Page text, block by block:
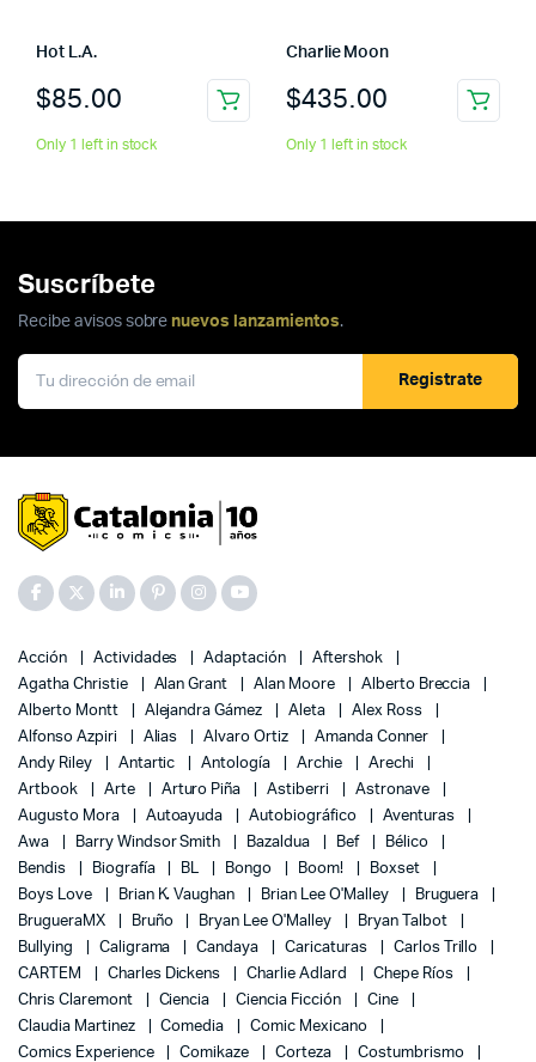
Hot L.A.
$85.00
Only 1 left in stock
Charlie Moon
$435.00
Only 1 left in stock
Suscríbete
Recibe avisos sobre nuevos lanzamientos.
Registrate
Acción Actividades Adaptación
Aftershok
Agatha Christie
Alan Grant Alan Moore
Alberto Breccia
Alberto Montt
Alejandra Gámez Aleta
Alex Ross
Alfonso Azpiri
Alias Alvaro Ortiz
Amanda Conner
Andy Riley
Antartic Antología Archie
Arechi
Artbook
Arte Arturo Piña Astiberri
Astronave
Augusto Mora
Autoayuda Autobiográfico
Aventuras
Awa
Barry Windsor Smith Bazaldua Bef
Bélico
Bendis
Biografía BL Bongo Boom!
Boxset
Boys Love
Brian K. Vaughan Brian Lee O'Malley
Bruguera
BrugueraMX
Bruño Bryan Lee O'Malley
Bryan Talbot
Bullying
Caligrama Candaya Caricaturas
Carlos Trillo
CARTEM
Charles Dickens Charlie Adlard
Chepe Ríos
Chris Claremont
Ciencia Ciencia Ficción
Cine
Claudia Martinez
Comedia
Comic Mexicano
Comics Experience
Comikaze Corteza
Costumbrismo